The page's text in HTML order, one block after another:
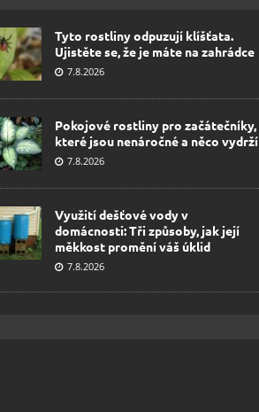
Tyto rostliny odpuzují klíšťata.
Ujistěte se, že je máte na zahrádce
7.8.2026
Pokojové rostliny pro začátečníky,
které jsou nenáročné a něco vydrží
7.8.2026
Využití dešťové vody v
domácnosti: Tři způsoby, jak její
měkkost promění váš úklid
7.8.2026